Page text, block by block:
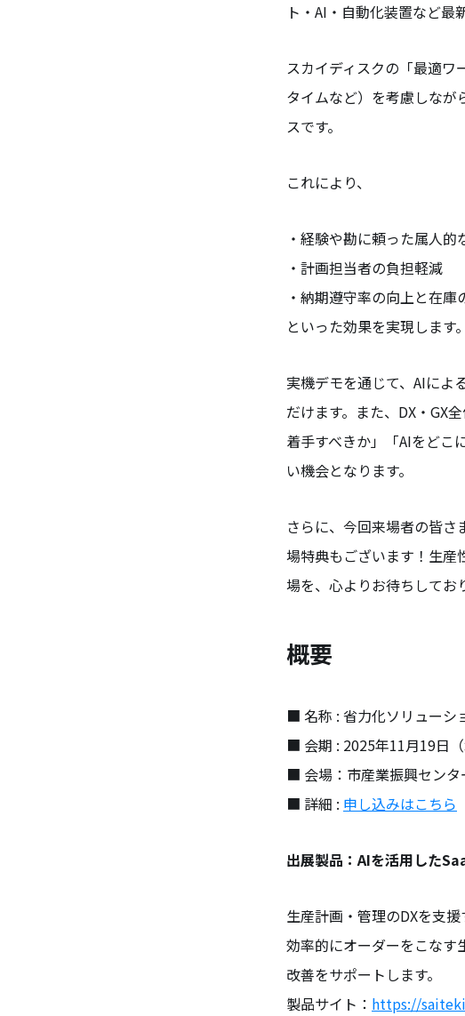
ト・AI・自動化装置など最
スカイディスクの「最適ワ
タイムなど）を考慮しなが
スです。
これにより、
・経験や勘に頼った属人
・計画担当者の負担軽減
・納期遵守率の向上と在庫
といった効果を実現します。
実機デモを通じて、AIによ
だけます。また、DX・GX
着手すべきか」「AIをどこ
い機会となります。
さらに、今回来場者の皆
場特典もございます！生産
場を、心よりお待ちしてお
概要
■ 名称 : 省力化ソリューシ
■ 会期 : 2025年11月19日
■ 会場：市産業振興センタ
■ 詳細 : 申し込みはこちら
出展製品：AIを活用した
生産計画・管理のDXを支
効率的にオーダーをこなす
改善をサポートします。
製品サイト： https://